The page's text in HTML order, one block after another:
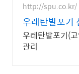
http://spu.co.kr/
우레탄발포기(
관리